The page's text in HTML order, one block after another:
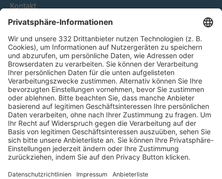
Kontakt
HÄUFIG BESUCHTE SEITEN
Pässe und Vereinswechsel
Trainerausbildung
Schulungsangebot Vereinsmitarbeiter
BFV-Geschäftsstellen
Trainerbörse
Login SpielPlus
FOLGE DEM BFV